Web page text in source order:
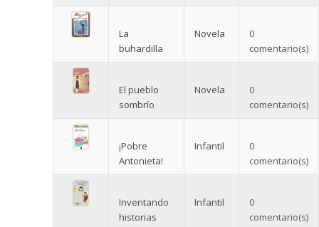
La
buhardilla
Novela
0
comentario(s)
El pueblo
sombrío
Novela
0
comentario(s)
¡Pobre
Antonieta!
Infantil
0
comentario(s)
Inventando
historias
Infantil
0
comentario(s)